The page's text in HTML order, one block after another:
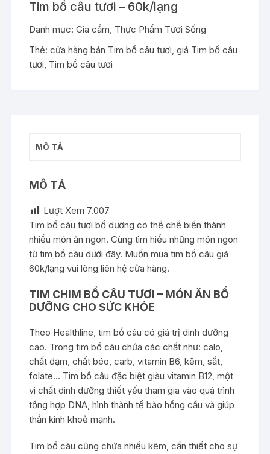
Tim bồ câu tươi – 60k/lạng
Danh mục:Gia cầm, Thực Phẩm Tươi Sống
Thẻ:cửa hàng bán Tim bồ câu tươi,giá Tim bồ câu
tươi, Tim bồ câu tươi
MÔ TẢ
MÔ TẢ
Lượt Xem 7.007
Tim bồ câu tươi bổ dưỡng có thể chế biến thành
nhiều món ăn ngon. Cùng tìm hiểu những món ngon
từ tim bồ câu dưới đây. Muốn mua tim bồ câu giá
60k/lạng vui lòng liên hệ cửa hàng.
TIM CHIM BỒ CÂU TƯƠI – MÓN ĂN BỔ
DƯỠNG CHO SỨC KHỎE
Theo Healthline, tim bồ câu có giá trị dinh dưỡng
cao. Trong tim bồ câu chứa các chất như: calo,
chất đạm, chất béo, carb, vitamin B6, kẽm, sắt,
folate… Tim bồ câu đặc biệt giàu vitamin B12, một
vi chất dinh dưỡng thiết yếu tham gia vào quá trình
tổng hợp DNA, hình thành tế bào hồng cầu và giúp
thần kinh khoẻ mạnh.
Tim bồ câu cũng chứa nhiều kẽm, cần thiết cho sự